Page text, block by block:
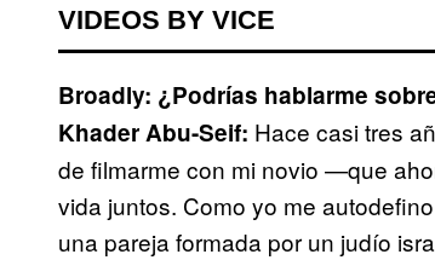
VIDEOS BY VICE
Broadly: ¿Podrías hablarme
Khader Abu-Seif: Hace casi tres
de filmarme con mi novio —que
vida juntos. Como yo me
una pareja formada por un judío